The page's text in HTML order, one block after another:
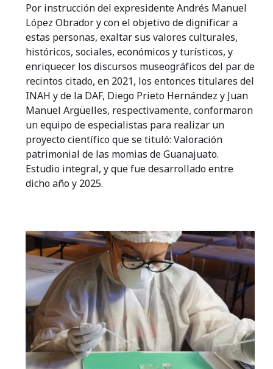
Por instrucción del expresidente Andrés Manuel
López Obrador y con el objetivo de dignificar a
estas personas, exaltar sus valores culturales,
históricos, sociales, económicos y turísticos, y
enriquecer los discursos museográficos del par de
recintos citado, en 2021, los entonces titulares del
INAH y de la DAF, Diego Prieto Hernández y Juan
Manuel Argüelles, respectivamente, conformaron
un equipo de especialistas para realizar un
proyecto científico que se tituló: Valoración
patrimonial de las momias de Guanajuato.
Estudio integral, y que fue desarrollado entre
dicho año y 2025.